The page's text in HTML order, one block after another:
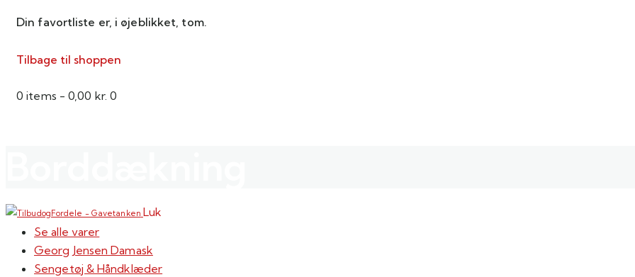
Din favortliste er, i øjeblikket, tom.
Tilbage til shoppen
0 items - 0,00 kr. 0
Luk
Se alle varer
Georg Jensen Damask
Sengetøj & Håndklæder